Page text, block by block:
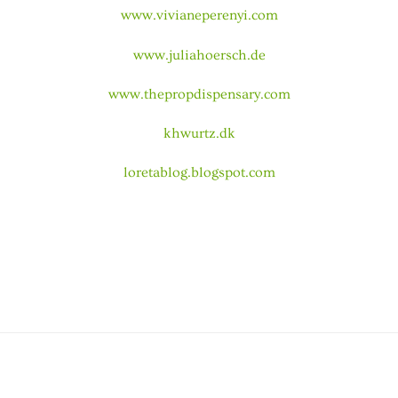
www.vivianeperenyi.com
www.juliahoersch.de
www.thepropdispensary.com
khwurtz.dk
loretablog.blogspot.com